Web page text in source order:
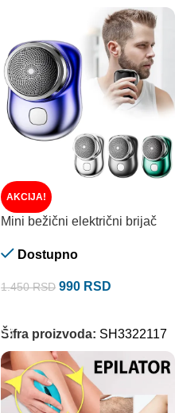
AKCIJA!
Mini bežični električni brijač
Dostupno
1.450RSD 990 RSD
Šifra proizvoda: SH3322117